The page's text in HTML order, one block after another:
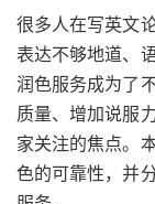
很多人在写英文
表达不够地道、
润色服务成为了
质量、增加说服
家关注的焦点。
色的可靠性，并